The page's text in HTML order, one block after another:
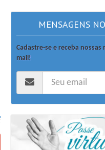
MENSAGENS
Cadastre-se e receba nossas
mail!